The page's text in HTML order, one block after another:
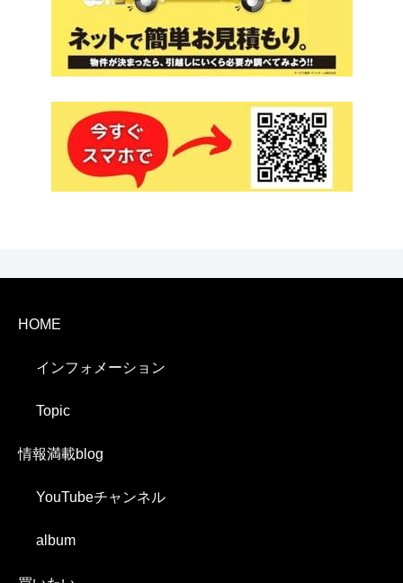
HOME
インフォメーション
Topic
情報満載blog
YouTubeチャンネル
album